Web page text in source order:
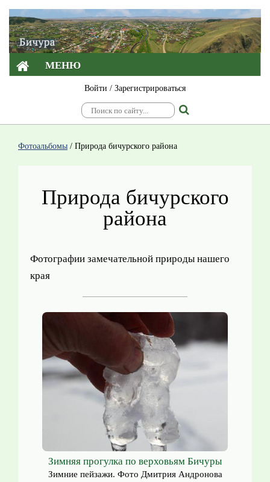
МЕНЮ
Войти / Зарегистрироваться
Фотоальбомы / Природа бичурского района
Природа бичурского
района
Фотографии замечательной природы нашего
края
Зимняя прогулка по верховьям Бичуры
Зимние пейзажи. Фото Дмитрия Андронова